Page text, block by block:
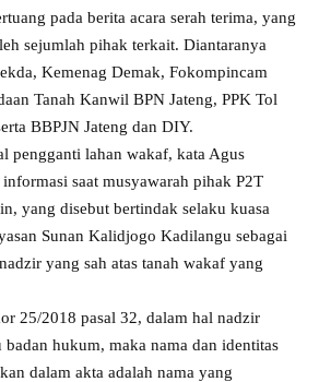
pada berita acara serah terima, yang
sejumlah pihak terkait. Diantaranya
Kemenag Demak, Fokompincam
Tanah Kanwil BPN Jateng, PPK Tol
BBPJN Jateng dan DIY.
pengganti lahan wakaf, kata Agus
saat musyawarah pihak P2T
yang disebut bertindak selaku kuasa
Sunan Kalidjogo Kadilangu sebagai
yang sah atas tanah wakaf yang
25/2018 pasal 32, dalam hal nadzir
badan hukum, maka nama dan identitas
dalam akta adalah nama yang